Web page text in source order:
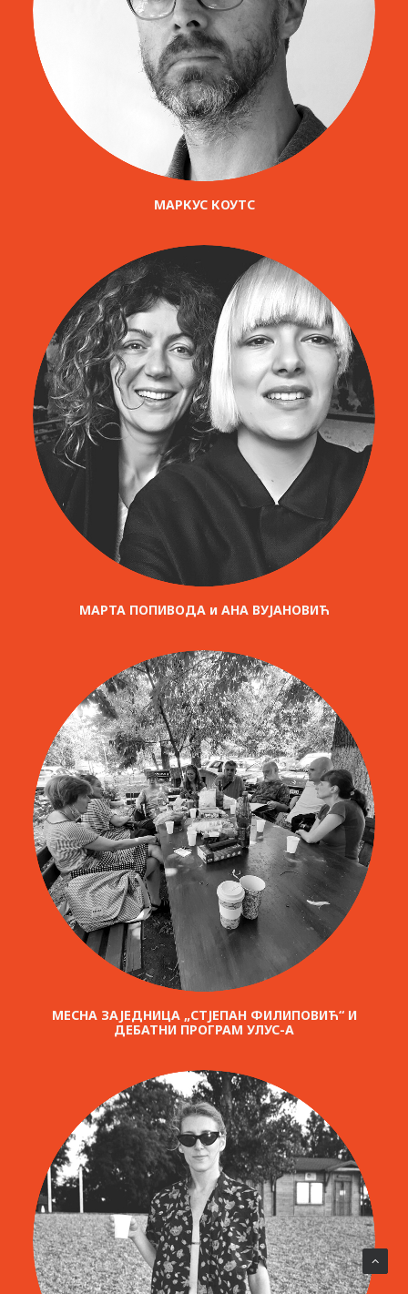
МАРКУС КОУТС
МАРТА ПОПИВОДА и АНА ВУЈАНОВИЋ
МЕСНА ЗАЈЕДНИЦА „СТЈЕПАН ФИЛИПОВИЋ“ И
ДЕБАТНИ ПРОГРАМ УЛУС-А